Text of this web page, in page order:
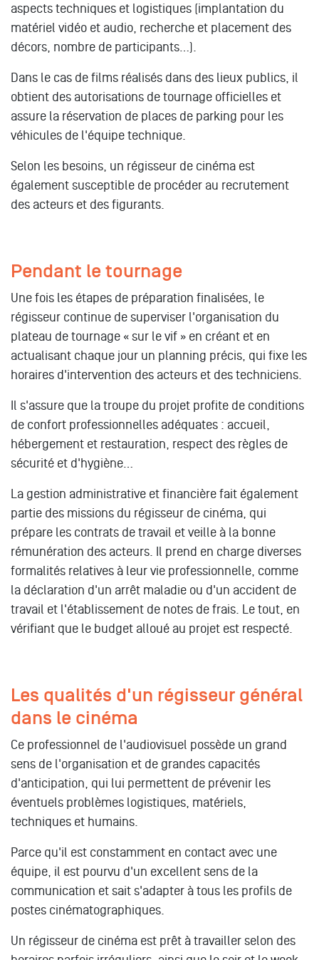
aspects techniques et logistiques (implantation du
matériel vidéo et audio, recherche et placement des
décors, nombre de participants…).
Dans le cas de films réalisés dans des lieux publics, il
obtient des autorisations de tournage officielles et
assure la réservation de places de parking pour les
véhicules de l'équipe technique.
Selon les besoins, un régisseur de cinéma est
également susceptible de procéder au recrutement
des acteurs et des figurants.
Pendant le tournage
Une fois les étapes de préparation finalisées, le
régisseur continue de superviser l'organisation du
plateau de tournage « sur le vif » en créant et en
actualisant chaque jour un planning précis, qui fixe les
horaires d'intervention des acteurs et des techniciens.
Il s'assure que la troupe du projet profite de conditions
de confort professionnelles adéquates : accueil,
hébergement et restauration, respect des règles de
sécurité et d'hygiène…
La gestion administrative et financière fait également
partie des missions du régisseur de cinéma, qui
prépare les contrats de travail et veille à la bonne
rémunération des acteurs. Il prend en charge diverses
formalités relatives à leur vie professionnelle, comme
la déclaration d'un arrêt maladie ou d'un accident de
travail et l'établissement de notes de frais. Le tout, en
vérifiant que le budget alloué au projet est respecté.
Les qualités d'un régisseur général
dans le cinéma
Ce professionnel de l'audiovisuel possède un grand
sens de l'organisation et de grandes capacités
d'anticipation, qui lui permettent de prévenir les
éventuels problèmes logistiques, matériels,
techniques et humains.
Parce qu'il est constamment en contact avec une
équipe, il est pourvu d'un excellent sens de la
communication et sait s'adapter à tous les profils de
postes cinématographiques.
Un régisseur de cinéma est prêt à travailler selon des